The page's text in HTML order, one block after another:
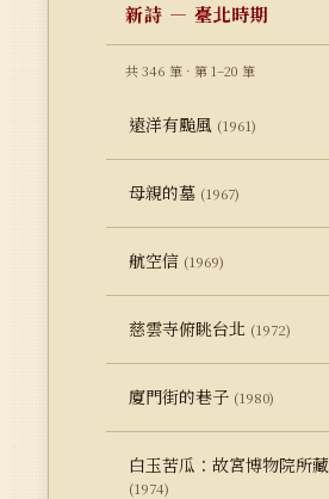
新詩 — 臺北時期
共 346 筆 · 第 1–20 筆
遠洋有颱風 (1961)
母親的墓 (1967)
航空信 (1969)
慈雲寺俯眺台北 (1972)
廈門街的巷子 (1980)
白玉苦瓜：故宮博物院所藏
(1974)